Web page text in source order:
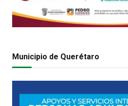
Municipio de Querétaro